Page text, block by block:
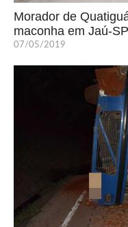
Morador de
maconha em Jaú-SP
07/05/2019